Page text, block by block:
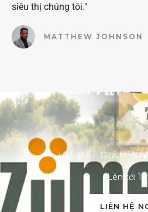
siêu thị chúng tôi."
MATTHEW JOHNSON
ƯU ĐÃI GIẢM
Lên tới
LIÊN HỆ